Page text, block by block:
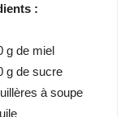
:
g de miel
g de sucre
à soupe